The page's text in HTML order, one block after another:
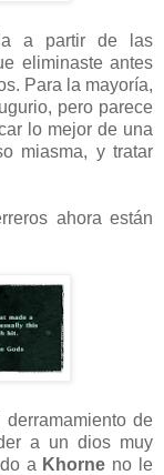
a partir de las
eliminaste antes
Para la mayoría,
pero parece
lo mejor de una
miasma, y ​​tratar
ahora están
de
a un dios muy
a Khorne no le